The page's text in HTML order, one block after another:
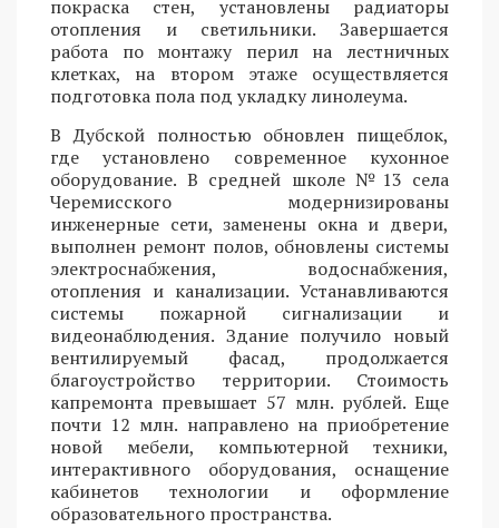
покраска стен, установлены радиаторы
отопления и светильники. Завершается
работа по монтажу перил на лестничных
клетках, на втором этаже осуществляется
подготовка пола под укладку линолеума.
В Дубской полностью обновлен пищеблок,
где установлено современное кухонное
оборудование. В средней школе №13 села
Черемисского модернизированы
инженерные сети, заменены окна и двери,
выполнен ремонт полов, обновлены системы
электроснабжения, водоснабжения,
отопления и канализации. Устанавливаются
системы пожарной сигнализации и
видеонаблюдения. Здание получило новый
вентилируемый фасад, продолжается
благоустройство территории. Стоимость
капремонта превышает 57 млн. рублей. Еще
почти 12 млн. направлено на приобретение
новой мебели, компьютерной техники,
интерактивного оборудования, оснащение
кабинетов технологии и оформление
образовательного пространства.